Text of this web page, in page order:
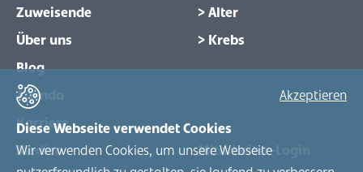
Diese Webseite verwendet Cookies
Wir verwenden Cookies, um unsere Webseite
Akzeptieren
Zuweisende
Über uns
Blog
Agenda
Karriere
Medien
> Alter
> Krebs
Mitarbeiter-Login